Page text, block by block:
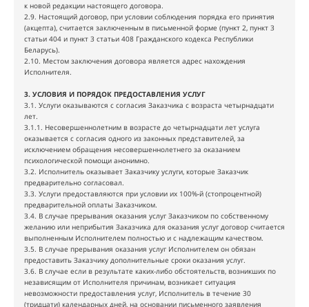
к новой редакции настоящего договора.
2.9. Настоящий договор, при условии соблюдения порядка его принятия
(акцепта), считается заключенным в письменной форме (пункт 2, пункт 3
статьи 404 и пункт 3 статьи 408 Гражданского кодекса Республики
Беларусь).
2.10. Местом заключения договора является адрес нахождения
Исполнителя.
3. УСЛОВИЯ И ПОРЯДОК ПРЕДОСТАВЛЕНИЯ УСЛУГ
3.1. Услуги оказываются с согласия Заказчика с возраста четырнадцати
лет.
3.1.1. Несовершеннолетним в возрасте до четырнадцати лет услуга
оказывается с согласия одного из законных представителей, за
исключением обращения несовершеннолетнего за оказанием
психологической помощи анонимно.
3.2. Исполнитель оказывает Заказчику услуги, которые Заказчик
предварительно согласовал.
3.3. Услуги предоставляются при условии их 100%-й (стопроцентной)
предварительной оплаты Заказчиком.
3.4. В случае прерывания оказания услуг Заказчиком по собственному
желанию или неприбытия Заказчика для оказания услуг договор считается
выполненным Исполнителем полностью и с надлежащим качеством.
3.5. В случае прерывания оказания услуг Исполнителем он обязан
предоставить Заказчику дополнительные сроки оказания услуг.
3.6. В случае если в результате каких-либо обстоятельств, возникших по
независящим от Исполнителя причинам, возникает ситуация
невозможности предоставления услуг, Исполнитель в течение 30
(тридцати) календарных дней, на основании письменного заявления